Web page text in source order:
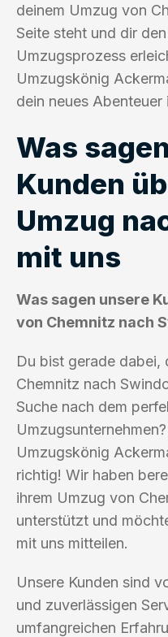
deinem Umzug von
Seite steht und dir
Umzugsprozess
Umzugskönig
dein neues Abenteuer
Was
Kunden
Umzug
mit uns
Was sagen unsere
von Chemnitz nach
Du bist gerade dabei,
Chemnitz nach
Suche nach dem
Umzugskönig
richtig! Wir haben
ihrem Umzug von
unterstützt und
mit uns mitteilen.
Unsere Kunden sind
und zuverlässigen
umfangreichen